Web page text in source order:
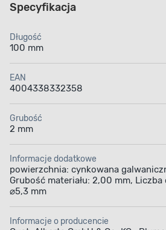
Specyfikacja
Długość
100 mm
EAN
4004338332358
Grubość
2 mm
Informacje dodatkowe
powierzchnia: cynkowana
Grubość materiału: 2,00 mm,
⌀5,3 mm
Informacje o producencie